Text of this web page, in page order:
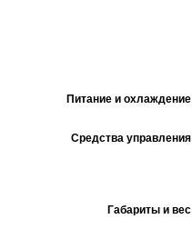
Питание и охлаждение
Средства управления
Габариты и вес